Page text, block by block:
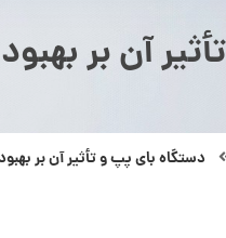
آن بر
دستگاه بای پپ و تأثیر آن بر